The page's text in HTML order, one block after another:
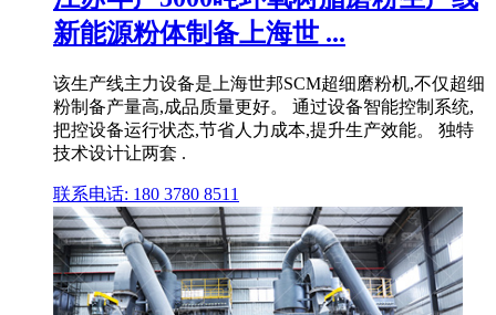
新能源粉体制备上海世 ...
该生产线主力设备是上海世邦SCM超细磨粉机,不仅超细
粉制备产量高,成品质量更好。 通过设备智能控制系统,
把控设备运行状态,节省人力成本,提升生产效能。 独特
技术设计让两套 .
联系电话: 180 3780 8511